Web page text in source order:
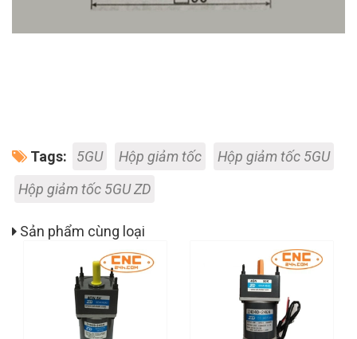
Tags: 5GU Hộp giảm tốc
Hộp giảm tốc 5GU
Hộp giảm tốc 5GU ZD
Sản phẩm cùng loại